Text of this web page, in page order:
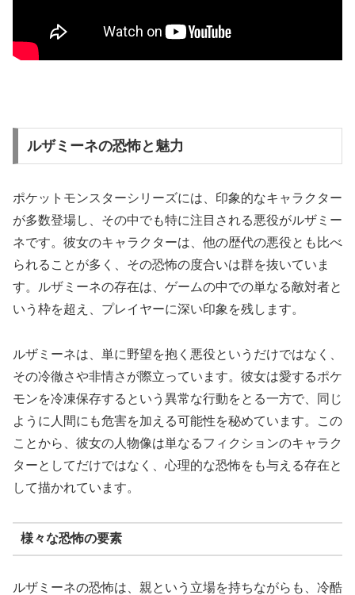
ルザミーネの恐怖と魅力
ポケットモンスターシリーズには、印象的なキャラクター
が多数登場し、その中でも特に注目される悪役がルザミー
ネです。彼女のキャラクターは、他の歴代の悪役とも比べ
られることが多く、その恐怖の度合いは群を抜いていま
す。ルザミーネの存在は、ゲームの中での単なる敵対者と
いう枠を超え、プレイヤーに深い印象を残します。
ルザミーネは、単に野望を抱く悪役というだけではなく、
その冷徹さや非情さが際立っています。彼女は愛するポケ
モンを冷凍保存するという異常な行動をとる一方で、同じ
ように人間にも危害を加える可能性を秘めています。この
ことから、彼女の人物像は単なるフィクションのキャラク
ターとしてだけではなく、心理的な恐怖をも与える存在と
して描かれています。
様々な恐怖の要素
ルザミーネの恐怖は、親という立場を持ちながらも、冷酷